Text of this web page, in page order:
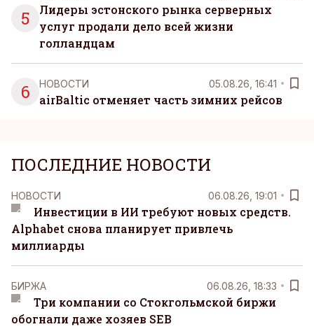
5
Лидеры эстонского рынка серверных
услуг продали дело всей жизни
голландцам
6 НОВОСТИ 05.08.26, 16:41
airBaltic отменяет часть зимних рейсов
ПОСЛЕДНИЕ НОВОСТИ
НОВОСТИ 06.08.26, 19:01
Инвестиции в ИИ требуют новых средств.
Alphabet снова планирует привлечь
миллиарды
БИРЖА 06.08.26, 18:33
Три компании со Стокгольмской биржи
обогнали даже хозяев SEB